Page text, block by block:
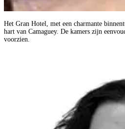
Het Gran Hotel, met een charmante
hart van Camaguey. De kamers zijn
voorzien.